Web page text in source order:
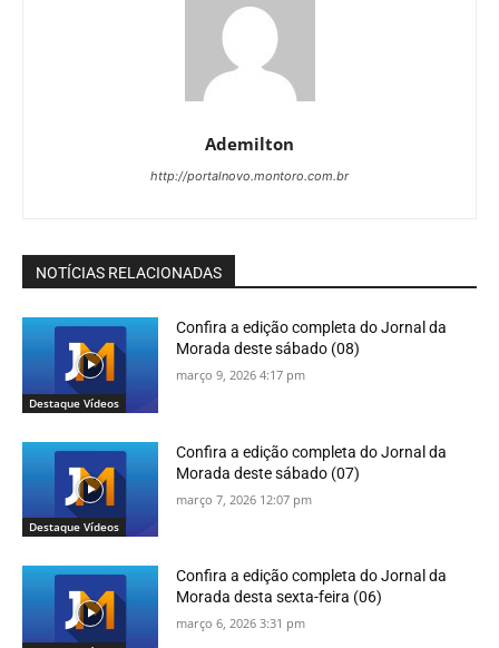
Ademilton
http://portalnovo.montoro.com.br
NOTÍCIAS RELACIONADAS
Destaque Vídeos
Confira a edição completa do Jornal da
Morada deste sábado (08)
março 9, 2026 4:17 pm
Destaque Vídeos
Confira a edição completa do Jornal da
Morada deste sábado (07)
março 7, 2026 12:07 pm
Confira a edição completa do Jornal da
Morada desta sexta-feira (06)
março 6, 2026 3:31 pm